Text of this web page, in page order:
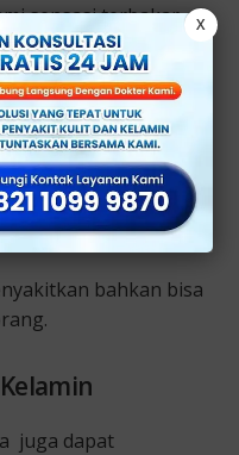
sensasi terbakar
sakit ini di sebabkan
di uretra (tabung
kemih keluar
menyebabkan
rasa sakit
bahkan bisa
juga dapat
X